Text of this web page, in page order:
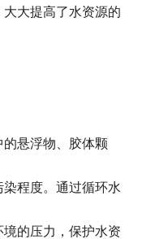
大提高了水资源的
悬浮物、胶体颗
程度。通过循环水
的压力，保护水资